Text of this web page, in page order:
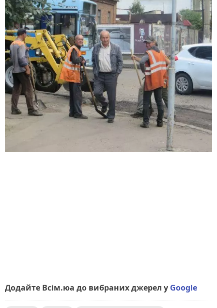
Додайте Всім.юа до вибраних джерел у Google